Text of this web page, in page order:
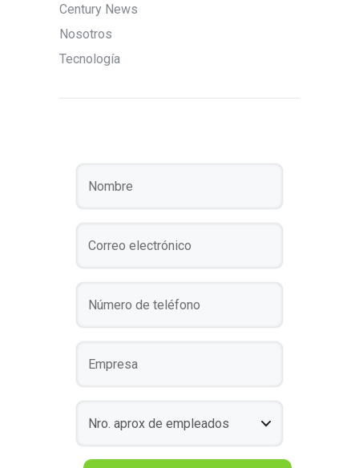
Century News
Nosotros
Tecnología